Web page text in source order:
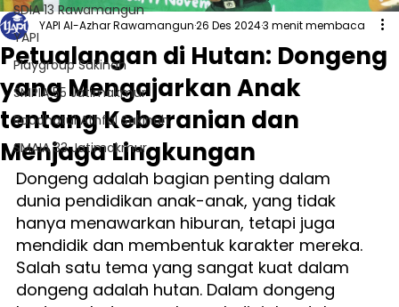
SDIA 13 Rawamangun
YAPI
Playgroup Sakinah
SMPIA 55 Jatimakmur
Raudhatul Athfal Sakinah
SMAIA 33 Jatimakmur
Petualangan di Hutan: Dongeng
yang Mengajarkan Anak
tentang Keberanian dan
Menjaga Lingkungan
YAPI Al-Azhar Rawamangun26 Des 20243 menit membaca
Dongeng adalah bagian penting dalam
dunia pendidikan anak-anak, yang tidak
hanya menawarkan hiburan, tetapi juga
mendidik dan membentuk karakter mereka.
Salah satu tema yang sangat kuat dalam
dongeng adalah hutan. Dalam dongeng